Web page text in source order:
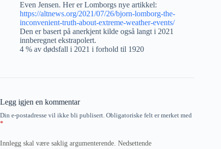
Even Jensen. Her er Lomborgs nye artikkel:
https://altnews.org/2021/07/26/bjorn-lomborg-the-
inconvenient-truth-about-extreme-weather-events/
Den er basert på anerkjent kilde også langt i 2021
innberegnet ekstrapolert.
4 % av dødsfall i 2021 i forhold til 1920
Legg igjen en kommentar
Din e-postadresse vil ikke bli publisert. Obligatoriske felt er merket med
*
Innlegg skal være saklig argumenterende. Nedsettende